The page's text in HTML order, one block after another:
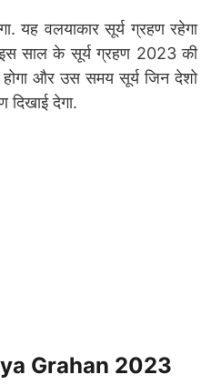
यह वलयाकार सूर्य ग्रहण रहेगा
इस साल के सूर्य ग्रहण 2023 की
और उस समय सूर्य जिन देशो
दिखाई देगा.
Grahan 2023